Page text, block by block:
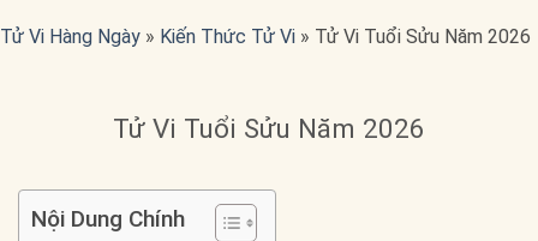
Tử Vi Hàng Ngày » Kiến Thức Tử Vi » Tử Vi Tuổi Sửu Năm 2026
Tử Vi Tuổi Sửu Năm 2026
Nội Dung Chính